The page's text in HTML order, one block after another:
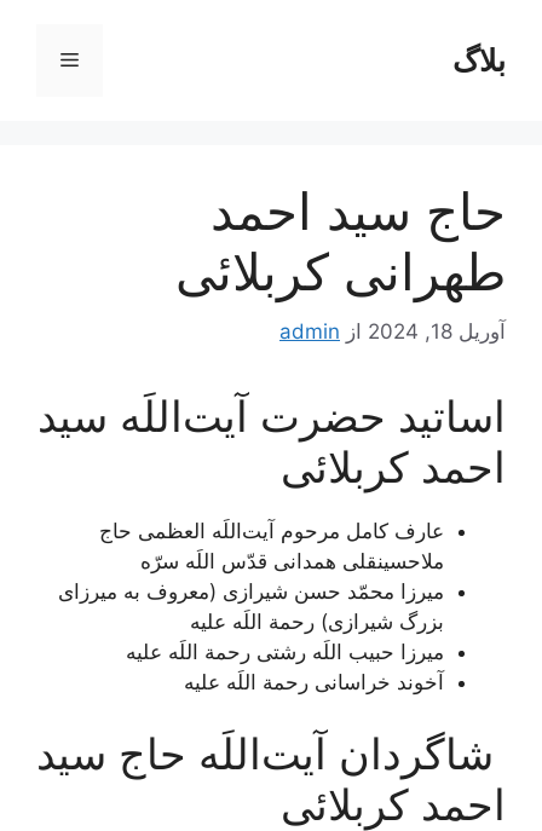
محتوابلاگ فهرست
حاج سید احمد
طهرانی کربلائی
آوریل 18, 2024 از admin
اساتید حضرت آیت‌اللَه سید
احمد کربلائی
عارف کامل مرحوم آیت‌اللَه العظمی حاج
ملاحسینقلی همدانی قدّس اللَه سرّه
ميرزا محمّد حسن شيرازى (معروف به ميرزاى
بزرگ شیرازی) رحمة اللَه علیه
ميرزا حبيب اللَه رشتى رحمة اللَه علیه
آخوند خراسانى رحمة اللَه علیه
شاگردان آیت‌اللَه حاج سید
احمد کربلائی